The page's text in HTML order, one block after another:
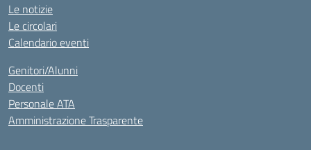
Le notizie
Le circolari
Calendario eventi
Genitori/Alunni
Docenti
Personale ATA
Amministrazione Trasparente